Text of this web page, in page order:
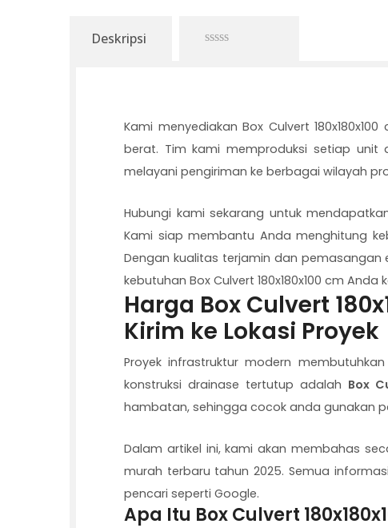
Deskripsi
Kami menyediakan Box Culvert
berat. Tim kami memproduksi setiap
melayani pengiriman ke berbagai wilayah
Hubungi kami sekarang untuk
Kami siap membantu Anda menghitung
Dengan kualitas terjamin dan pemasangan
kebutuhan Box Culvert 180x180x100 cm
Harga Box Culvert
Kirim ke Lokasi Proyek
Proyek infrastruktur modern
konstruksi drainase tertutup adalah Box
hambatan, sehingga cocok anda gunakan
Dalam artikel ini, kami akan membahas
murah terbaru tahun 2025. Semua
pencari seperti Google.
Apa Itu Box Culvert